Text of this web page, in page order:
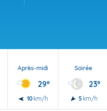
Après-midi
29°
10 km/h
Soirée
23°
5 km/h